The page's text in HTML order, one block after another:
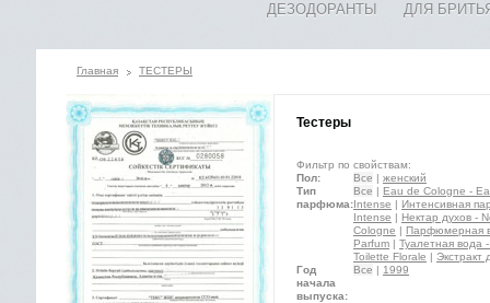
ДЕЗОДОРАНТЫ
ДЛЯ
Главная ТЕСТЕРЫ
Тестеры
Фильтр по свойствам:
Пол:
Все | женский
Тип
парфюма:
Все | Eau de Cologne -
Intense | Интенсивная
Intense | Нектар духов -
Cologne | Парфюмерная
Parfum | Туалетная вода
Toilette Florale | Экстракт
Год
начала
выпуска:
Все | 1999